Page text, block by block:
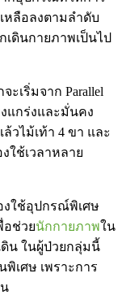
หลือลงตามลำดับ
ดินกายภาพเป็นไป
เริ่มจาก Parallel
แกร่งและมั่นคง
วไม้เท้า 4 ขา และ
ใช้เวลาหลาย
งใช้อุปกรณ์พิเศษ
อช่วยนักกายภาพใน
น ในผู้ป่วยกลุ่มนี้
เศษ เพราะการ